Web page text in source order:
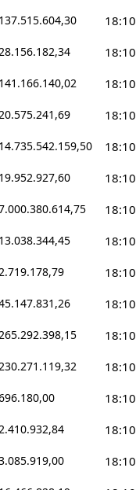
137.515.604,30 18:10
18:10
141.166.140,02 18:10
18:10
14.735.542.159,50 18:10
19.952.927,60 18:10
18:10
13.038.344,45 18:10
18:10
18:10
18:10
18:10
18:10
18:10
18:10